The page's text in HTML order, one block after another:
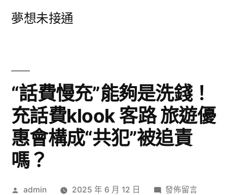
夢想未接通
“話費慢充”能夠是洗錢！
充話費klook 客路 旅遊優
惠會構成“共犯”被追責
嗎？
作
admin 2025 年 6 月 12 日
在
發佈留言